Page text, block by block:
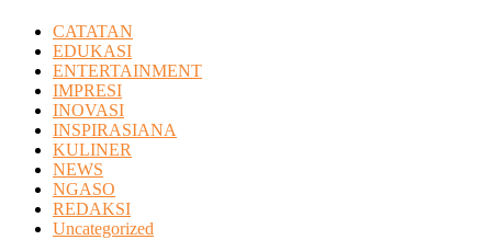
CATATAN
EDUKASI
ENTERTAINMENT
IMPRESI
INOVASI
INSPIRASIANA
KULINER
NEWS
NGASO
REDAKSI
Uncategorized